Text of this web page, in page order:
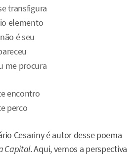
transfigura
elemento
é seu
me procura
encontro
perco
Cesariny é autor desse poema
Capital. Aqui, vemos a perspectiva